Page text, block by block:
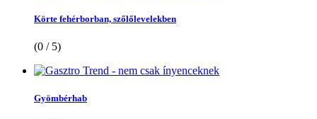
Körte fehérborban, szőlőlevelekben
(0 / 5)
Gyömbérhab